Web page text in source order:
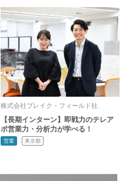
株式会社ブレイク・フィールド社
【長期インターン】即戦力のテレア
ポ営業力・分析力が学べる！
営業 東京都